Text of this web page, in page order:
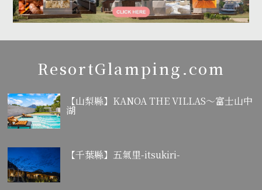
ResortGlamping.com
【山梨縣】KANOA THE VILLAS～富士山中
湖
【千葉縣】五氣里-itsukiri-